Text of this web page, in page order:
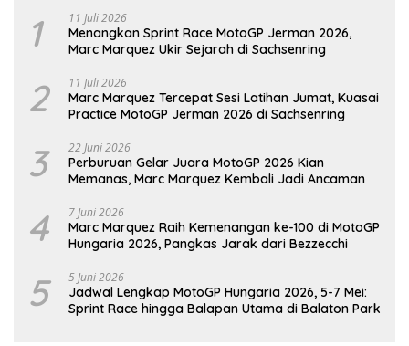
1 11 Juli 2026
Menangkan Sprint Race MotoGP Jerman 2026,
Marc Marquez Ukir Sejarah di Sachsenring
2 11 Juli 2026
Marc Marquez Tercepat Sesi Latihan Jumat, Kuasai
Practice MotoGP Jerman 2026 di Sachsenring
3 22 Juni 2026
Perburuan Gelar Juara MotoGP 2026 Kian
Memanas, Marc Marquez Kembali Jadi Ancaman
4 7 Juni 2026
Marc Marquez Raih Kemenangan ke-100 di MotoGP
Hungaria 2026, Pangkas Jarak dari Bezzecchi
5 5 Juni 2026
Jadwal Lengkap MotoGP Hungaria 2026, 5-7 Mei:
Sprint Race hingga Balapan Utama di Balaton Park